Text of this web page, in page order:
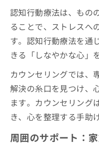
認知行動療法は、もの
ることで、ストレスへ
す。認知行動療法を通
きる「しなやかな心」
カウンセリングでは、
解決の糸口を見つけ、
ます。カウンセリング
き、心を整理する手助
周囲のサポート：